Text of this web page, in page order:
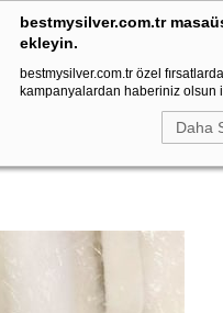
bestmysilver.com.tr
ekleyin.
bestmysilver.com.tr özel
kampanyalardan haberiniz olsun
Daha